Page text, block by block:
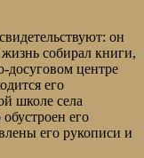
он
собирал книги,
досуговом центре
его
школе села
его
его рукописи и